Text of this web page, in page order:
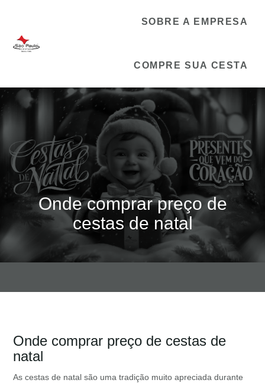
SOBRE A EMPRESA
COMPRE SUA CESTA
Onde comprar preço de
cestas de natal
Onde comprar preço de cestas de
natal
As cestas de natal são uma tradição muito apreciada durante